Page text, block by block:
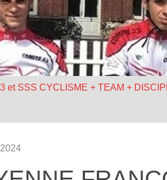
et SSS CYCLISME + TEAM +